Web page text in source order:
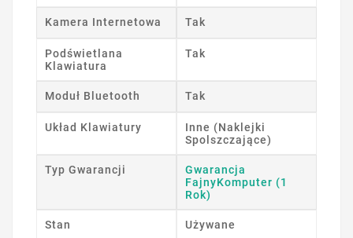
Kamera Internetowa Tak
Podświetlana
Klawiatura
Tak
Moduł Bluetooth Tak
Układ Klawiatury
Inne (Naklejki
Spolszczające)
Typ Gwarancji
Gwarancja
FajnyKomputer (1
Rok)
Stan Używane